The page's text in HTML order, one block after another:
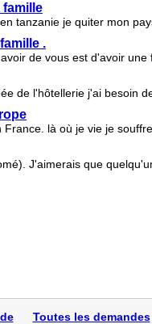
famille
tanzanie je quiter mon
.
de vous est d'avoir une
de l'hôtellerie j'ai besoin
là où je vie je
J'aimerais que
Toutes les demandes